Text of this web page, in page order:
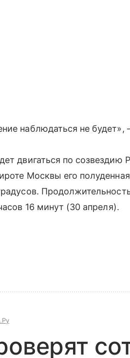
наблюдаться не
двигаться по созвездию
Москвы его
16 минут (30 апреля).